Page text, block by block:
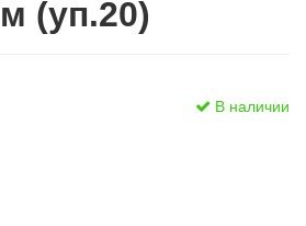
(уп.20)
В наличии